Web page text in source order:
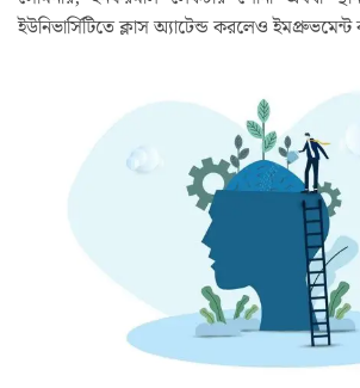
ইউনিভার্সিটিতে ক্লাস অ্যাটেন্ড করলেও